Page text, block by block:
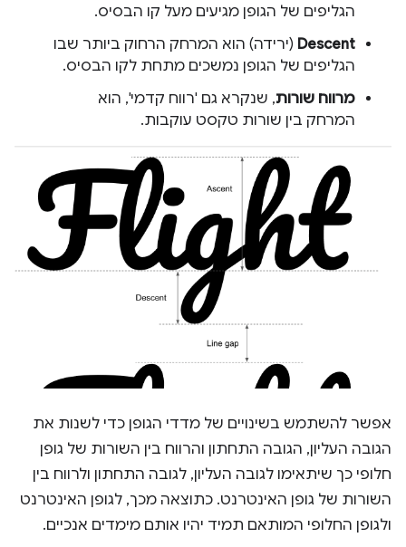
הגליפים של הגופן מגיעים מעל קו הבסיס.
Descent (ירידה) הוא המרחק הרחוק ביותר שבו
הגליפים של הגופן נמשכים מתחת לקו הבסיס.
מרווח שורות, שנקרא גם 'רווח קדמי', הוא
המרחק בין שורות טקסט עוקבות.
אפשר להשתמש בשינויים של מדדי הגופן כדי לשנות את
הגובה העליון, הגובה התחתון והרווח בין השורות של גופן
חלופי כך שיתאימו לגובה העליון, לגובה התחתון ולרווח בין
השורות של גופן האינטרנט. כתוצאה מכך, לגופן האינטרנט
ולגופן החלופי המותאם תמיד יהיו אותם מימדים אנכיים.